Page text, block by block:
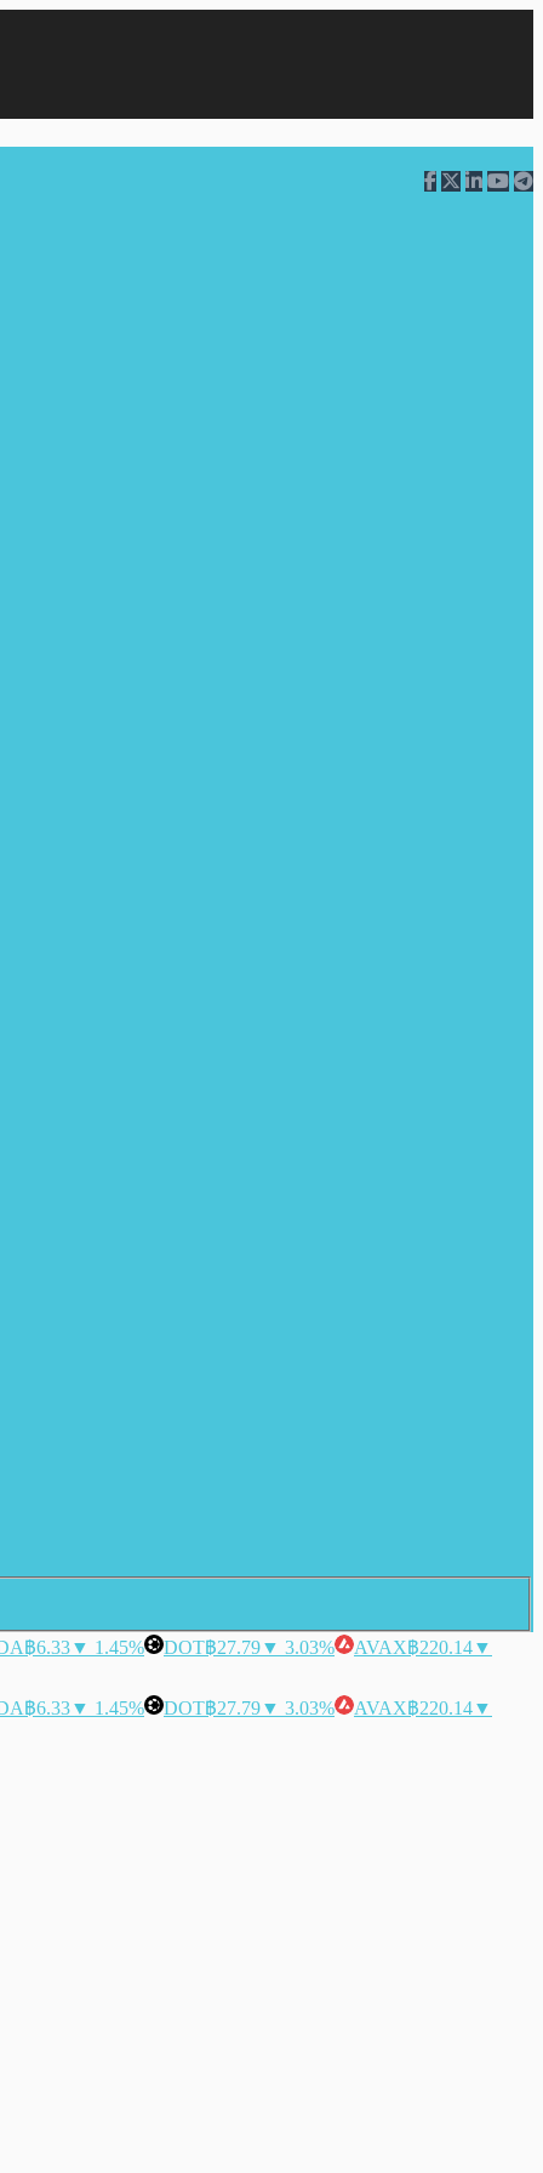
฿6.33▼ 1.45% DOT฿27.79▼ 3.03% AVAX฿220.14▼
฿6.33▼ 1.45% DOT฿27.79▼ 3.03% AVAX฿220.14▼